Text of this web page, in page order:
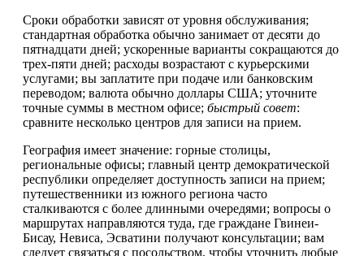
Сроки обработки зависят от уровня обслуживания;
стандартная обработка обычно занимает от десяти до
пятнадцати дней; ускоренные варианты сокращаются до
трех-пяти дней; расходы возрастают с курьерскими
услугами; вы заплатите при подаче или банковским
переводом; валюта обычно доллары США; уточните
точные суммы в местном офисе; быстрый совет:
сравните несколько центров для записи на прием.
География имеет значение: горные столицы,
региональные офисы; главный центр демократической
республики определяет доступность записи на прием;
путешественники из южного региона часто
сталкиваются с более длинными очередями; вопросы о
маршрутах направляются туда, где граждане Гвинеи-
Бисау, Невиса, Эсватини получают консультации; вам
следует связаться с посольством, чтобы уточнить любые